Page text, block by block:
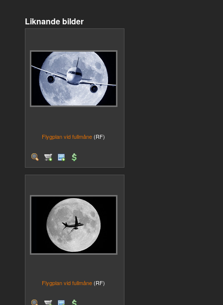
Liknande bilder
Flygplan vid fullmåne (RF)
Flygplan vid fullmåne (RF)